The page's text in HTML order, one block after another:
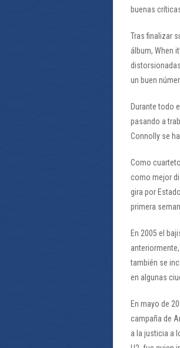
buenas
Tras finalizar
álbum, When
un buen
Durante todo
pasando a
Connolly se
Como
como mejor
gira por
primera
En 2005 el
también se
en algunas
En mayo de
campaña de
a la justicia a